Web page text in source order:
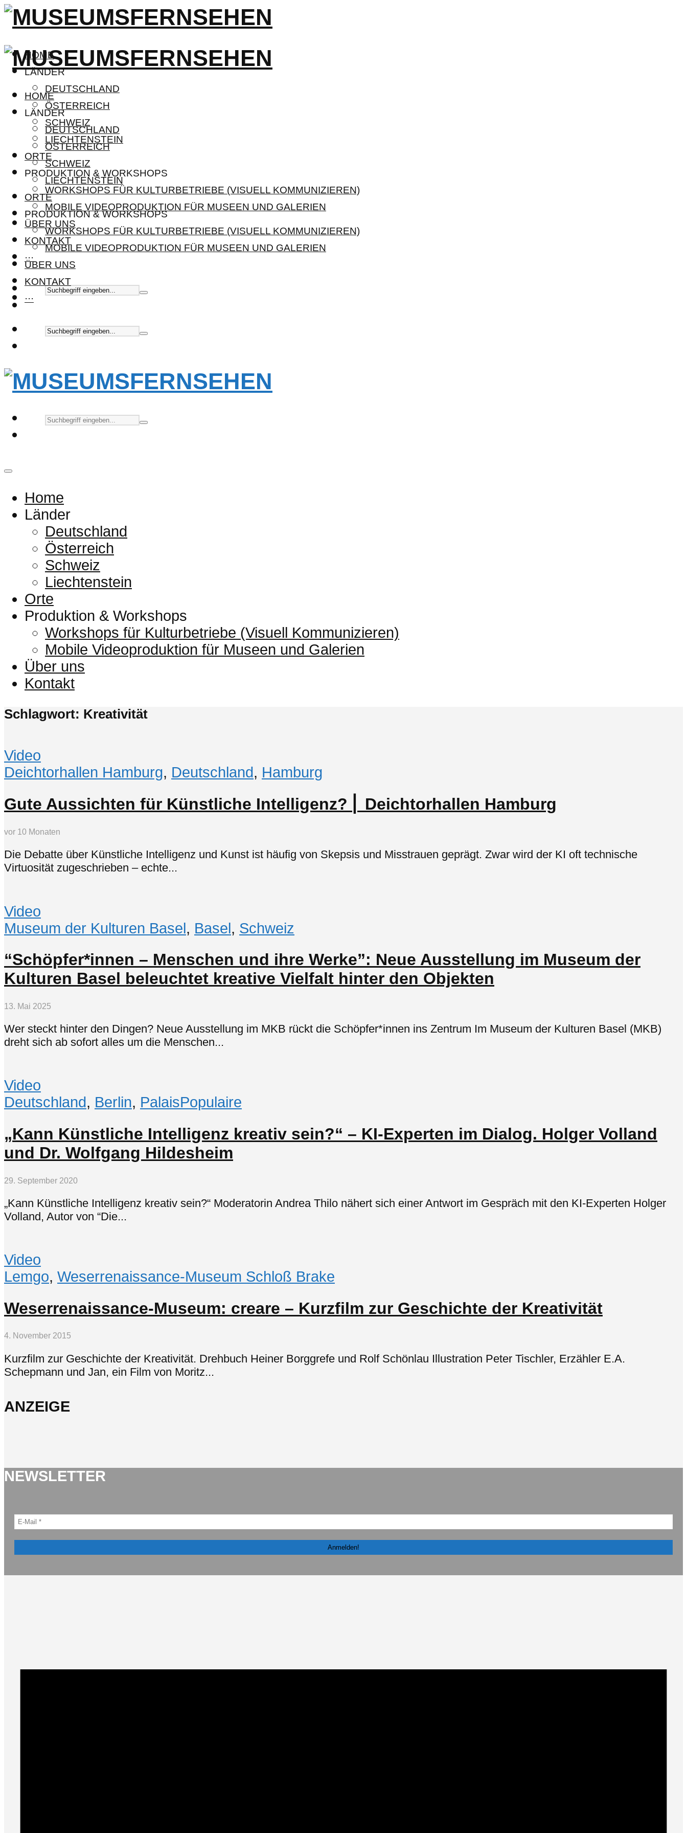
HOME
LÄNDER
DEUTSCHLAND
ÖSTERREICH
SCHWEIZ
LIECHTENSTEIN
ORTE
PRODUKTION & WORKSHOPS
WORKSHOPS FÜR KULTURBETRIEBE (VISUELL KOMMUNIZIEREN)
MOBILE VIDEOPRODUKTION FÜR MUSEEN UND GALERIEN
ÜBER UNS
KONTAKT
···
HOME
LÄNDER
DEUTSCHLAND
ÖSTERREICH
SCHWEIZ
LIECHTENSTEIN
ORTE
PRODUKTION & WORKSHOPS
WORKSHOPS FÜR KULTURBETRIEBE (VISUELL KOMMUNIZIEREN)
MOBILE VIDEOPRODUKTION FÜR MUSEEN UND GALERIEN
ÜBER UNS
KONTAKT
···
Home
Länder
Deutschland
Österreich
Schweiz
Liechtenstein
Orte
Produktion & Workshops
Workshops für Kulturbetriebe (Visuell Kommunizieren)
Mobile Videoproduktion für Museen und Galerien
Über uns
Kontakt
Schlagwort: Kreativität
Video
Deichtorhallen Hamburg, Deutschland, Hamburg
Gute Aussichten für Künstliche Intelligenz? ⎜ Deichtorhallen Hamburg
vor 10 Monaten
Die Debatte über Künstliche Intelligenz und Kunst ist häufig von Skepsis und Misstrauen geprägt. Zwar wird der KI oft technische
Virtuosität zugeschrieben – echte...
Video
Museum der Kulturen Basel, Basel, Schweiz
“Schöpfer*innen – Menschen und ihre Werke”: Neue Ausstellung im Museum der
Kulturen Basel beleuchtet kreative Vielfalt hinter den Objekten
13. Mai 2025
Wer steckt hinter den Dingen? Neue Ausstellung im MKB rückt die Schöpfer*innen ins Zentrum Im Museum der Kulturen Basel (MKB)
dreht sich ab sofort alles um die Menschen...
Video
Deutschland, Berlin, PalaisPopulaire
„Kann Künstliche Intelligenz kreativ sein?“ – KI-Experten im Dialog. Holger Volland
und Dr. Wolfgang Hildesheim
29. September 2020
„Kann Künstliche Intelligenz kreativ sein?“ Moderatorin Andrea Thilo nähert sich einer Antwort im Gespräch mit den KI-Experten Holger
Volland, Autor von “Die...
Video
Lemgo, Weserrenaissance-Museum Schloß Brake
Weserrenaissance-Museum: creare – Kurzfilm zur Geschichte der Kreativität
4. November 2015
Kurzfilm zur Geschichte der Kreativität. Drehbuch Heiner Borggrefe und Rolf Schönlau Illustration Peter Tischler, Erzähler E.A.
Schepmann und Jan, ein Film von Moritz...
ANZEIGE
NEWSLETTER